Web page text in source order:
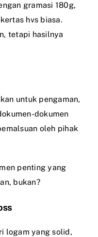
gramasi 180g,
hvs biasa.
tetapi hasilnya
untuk pengaman,
dokumen
oleh pihak
penting yang
bukan?
logam yang solid,